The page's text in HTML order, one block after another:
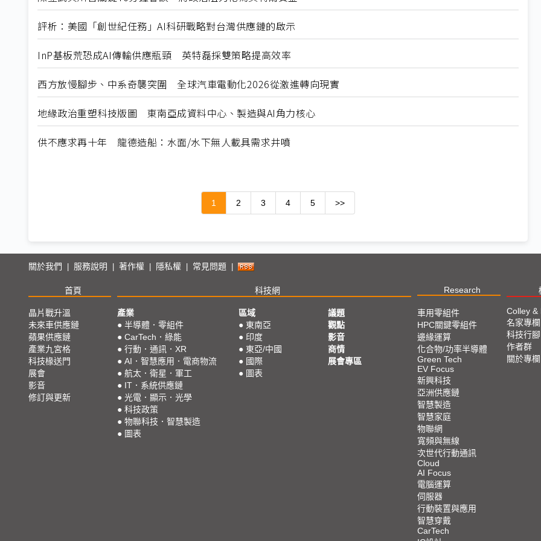
評析：美國「創世紀任務」AI科研戰略對台灣供應鏈的啟示
InP基板荒恐成AI傳輸供應瓶頸 英特磊採雙策略提高效率
西方放慢腳步、中系奇襲突圍 全球汽車電動化2026從激進轉向現實
地緣政治重塑科技版圖 東南亞成資料中心、製造與AI角力核心
供不應求再十年 龍德造船：水面/水下無人載具需求井噴
1 2 3 4 5 >>
關於我們 | 服務說明 | 著作權 | 隱私權 | 常見問題 |
首頁 科技網 Research
晶片戰升溫
未來車供應鏈
蘋果供應鏈
產業九宮格
科技椽送門
展會
影音
修訂與更新
產業
● 半導體．零組件
● CarTech．綠能
● 行動．通訊．XR
● AI．智慧應用．電商物流
● 航太．衛星．軍工
● IT．系統供應鏈
● 光電．顯示．光學
● 科技政策
● 物聯科技．智慧製造
● 圖表
區域
● 東南亞
● 印度
● 東亞/中國
● 國際
● 圖表
議題
觀點
影音
商情
展會專區
車用零組件
HPC關鍵零組件
邊緣運算
化合物/功率半導體
Green Tech
EV Focus
新興科技
亞洲供應鏈
智慧製造
智慧家庭
物聯網
寬頻與無線
次世代行動通訊
Cloud
AI Focus
電腦運算
伺服器
行動裝置與應用
智慧穿戴
CarTech
Colley &
名家專欄
科技行腳
作者群
關於專欄